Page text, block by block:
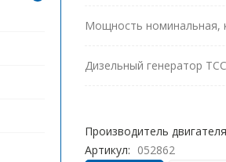
Мощность номинальная,
Дизельный генератор
Производитель
Артикул: 052862